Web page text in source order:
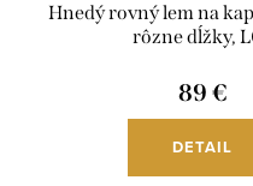
Hnedý rovný lem na
rôzne dĺžky,
89 €
DETAIL